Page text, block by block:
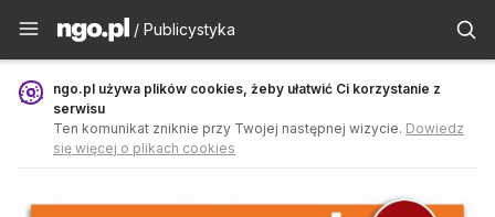
Publicystyka - ngo.pl
/ Publicystyka
ngo.pl używa plików cookies, żeby ułatwić Ci korzystanie z
serwisu
Ten komunikat zniknie przy Twojej następnej wizycie. Dowiedz
się więcej o plikach cookies